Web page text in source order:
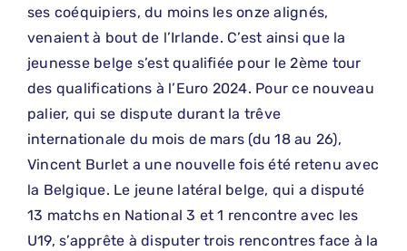
ses coéquipiers, du moins les onze alignés,
venaient à bout de l’Irlande. C’est ainsi que la
jeunesse belge s’est qualifiée pour le 2ème tour
des qualifications à l’Euro 2024. Pour ce nouveau
palier, qui se dispute durant la trêve
internationale du mois de mars (du 18 au 26),
Vincent Burlet a une nouvelle fois été retenu avec
la Belgique. Le jeune latéral belge, qui a disputé
13 matchs en National 3 et 1 rencontre avec les
U19, s’apprête à disputer trois rencontres face à la